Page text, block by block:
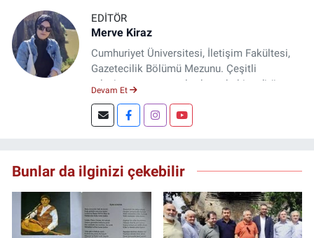
EDITÖR
Merve Kiraz
Cumhuriyet Üniversitesi, İletişim Fakültesi,
Gazetecilik Bölümü Mezunu. Çeşitli
televizyon ve gazetelerde muhabir, editör,
Şuan, www.dogugazetesi.com adlı haber
sitesinin Yazı İşleri Müdürlüğünü yürütmekte.
Devam Et
Bunlar da ilginizi çekebilir